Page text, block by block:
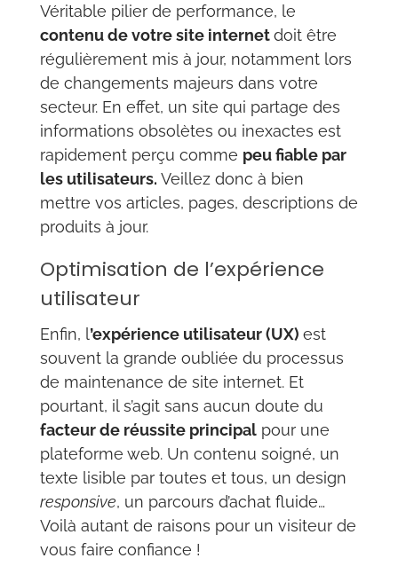
Véritable pilier de performance, le
contenu de votre site internetdoit être
régulièrement mis à jour, notamment lors
de changements majeurs dans votre
secteur. En effet, un site qui partage des
informations obsolètes ou inexactes est
rapidement perçu comme peu fiable par
les utilisateurs. Veillez donc à bien
mettre vos articles, pages, descriptions de
produits à jour.
Optimisation de l’expérience
utilisateur
Enfin, l’expérience utilisateur (UX) est
souvent la grande oubliée du processus
de maintenance de site internet. Et
pourtant, il s’agit sans aucun doute du
facteur de réussite principalpour une
plateforme web. Un contenu soigné, un
texte lisible par toutes et tous, un design
responsive, un parcours d’achat fluide…
Voilà autant de raisons pour un visiteur de
vous faire confiance !